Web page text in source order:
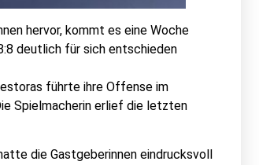
hervor, kommt es eine Woche
deutlich für sich entschieden
führte ihre Offense im
Spielmacherin erlief die letzten
die Gastgeberinnen eindrucksvoll